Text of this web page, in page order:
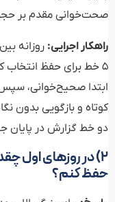
صحت‌خوانی مقدم بر
راهکار اجرایی: روزانه
5 خط برای حفظ انتخاب
ابتدا صحیح‌خوانی،
کوتاه و بازگویی بدون
دو خط گزارش در پایان
۲) در روزهای اول
حفظ کنم؟